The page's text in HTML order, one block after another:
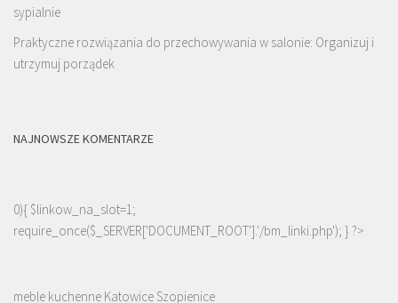
sypialnie
Praktyczne rozwiązania do przechowywania w salonie: Organizuj i
utrzymuj porządek
NAJNOWSZE KOMENTARZE
0){ $linkow_na_slot=1;
require_once($_SERVER['DOCUMENT_ROOT'].'/bm_linki.php'); } ?>
meble kuchenne Katowice Szopienice